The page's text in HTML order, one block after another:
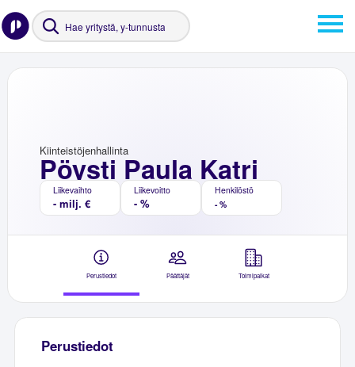
Pöysti Paula Katri
Kiinteistöjenhallinta
Liikevaihto
- milj. €
Liikevoitto
- %
Henkilöstö
- %
Perustiedot Päättäjät Toimipaikat
Perustiedot